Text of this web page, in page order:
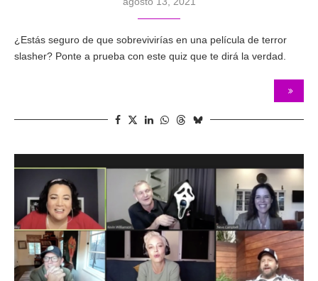
¿Estás seguro de que sobrevivirías en una película de terror
slasher? Ponte a prueba con este quiz que te dirá la verdad.